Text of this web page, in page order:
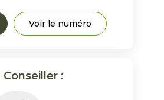
Voir le numéro
Conseiller :